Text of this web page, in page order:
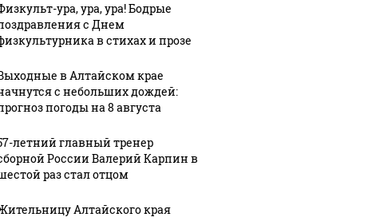
ура, ура, ура! Бодрые
с Днем
в стихах и прозе
в Алтайском крае
с небольших дождей:
погоды на 8 августа
летний главный тренер
России Валерий Карпин в
раз стал отцом
Алтайского края